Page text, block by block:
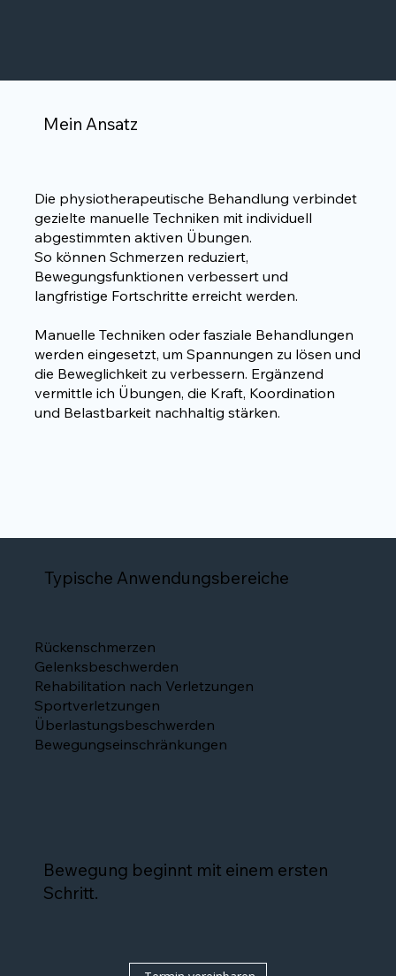
Bewegung beginnt mit einem ersten
Schritt.
Typische Anwendungsbereiche
Rückenschmerzen
Gelenksbeschwerden
Rehabilitation nach Verletzungen
Sportverletzungen
Überlastungsbeschwerden
Bewegungseinschränkungen
Mein Ansatz
Die physiotherapeutische Behandlung verbindet
gezielte manuelle Techniken mit individuell
abgestimmten aktiven Übungen.
So können Schmerzen reduziert,
Bewegungsfunktionen verbessert und
langfristige Fortschritte erreicht werden.
Manuelle Techniken oder fasziale Behandlungen
werden eingesetzt, um Spannungen zu lösen und
die Beweglichkeit zu verbessern. Ergänzend
vermittle ich Übungen, die Kraft, Koordination
und Belastbarkeit nachhaltig stärken.